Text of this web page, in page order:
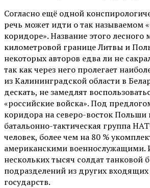
Согласно ещё одной
речь может идти о так называемом
коридоре». Название этого лесного
километровой границе Литвы и
некоторых авторов едва ли не
так как через него пролегает
из Калининградской области в
дескать, не замедлят
«российские войска». Под
коридора на северо-восток Польши
батальонно-тактическая группа
человек, более чем на 80 %
американскими военнослужащими.
нескольких тысяч солдат
подразделений из других
государств.